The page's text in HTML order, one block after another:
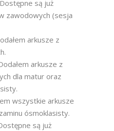
są już
zawodowych (sesja
arkusze z
arkusze z
dla matur oraz
wszystkie arkusze
ósmoklasisty.
są już